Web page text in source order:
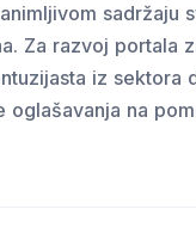
sadržaju
Za razvoj portala
iz sektora
oglašavanja na